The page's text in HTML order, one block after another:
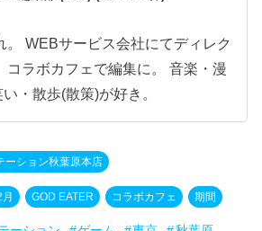
。 WEBサービス会社にてディレク
コラボカフェで編集に。 音楽・漫
・散歩(散策)が好き。
ーション秋葉原本店
GOD EATER コラボカフェ 期間